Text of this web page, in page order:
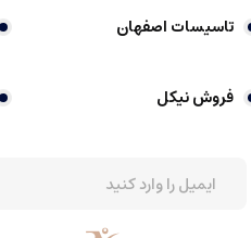
تاسیسات اصفهان
فروش نیکل